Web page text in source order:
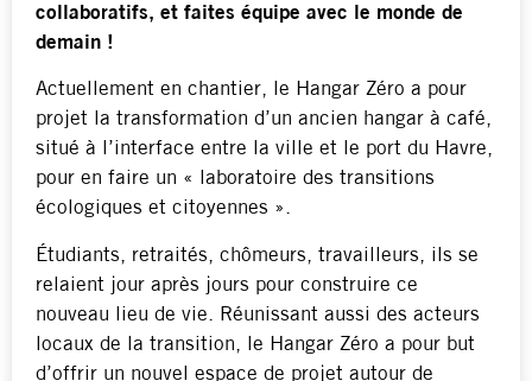
collaboratifs, et faites équipe avec le monde de
demain !
Actuellement en chantier, le Hangar Zéro a pour
projet la transformation d’un ancien hangar à café,
situé à l’interface entre la ville et le port du Havre,
pour en faire un « laboratoire des transitions
écologiques et citoyennes ».
Étudiants, retraités, chômeurs, travailleurs, ils se
relaient jour après jours pour construire ce
nouveau lieu de vie. Réunissant aussi des acteurs
locaux de la transition, le Hangar Zéro a pour but
d’offrir un nouvel espace de projet autour de